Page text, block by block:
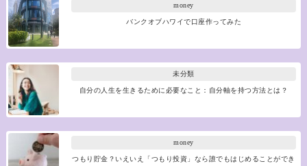
money
バンクオブハワイで口座作ってみた
未分類
自分の人生を生きるために必要なこと：自分軸を持つ方法とは？
money
つもり貯金？いえいえ「つもり投資」なら誰でもはじめることができ